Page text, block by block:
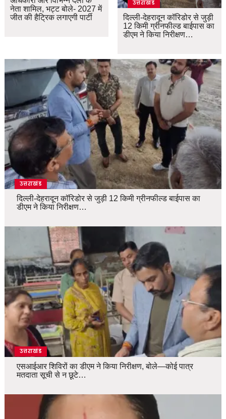
नेता शामिल, भट्ट बोले- 2027 में
जीत की हैट्रिक लगाएगी पार्टी
उत्तराखंड
दिल्ली-देहरादून कॉरिडोर से जुड़ी
12 किमी ग्रीनफील्ड बाईपास का
डीएम ने किया निरीक्षण…
उत्तराखंड
दिल्ली-देहरादून कॉरिडोर से जुड़ी 12 किमी ग्रीनफील्ड बाईपास का
डीएम ने किया निरीक्षण…
उत्तराखंड
एसआईआर शिविरों का डीएम ने किया निरीक्षण, बोले—कोई पात्र
मतदाता सूची से न छूटे…